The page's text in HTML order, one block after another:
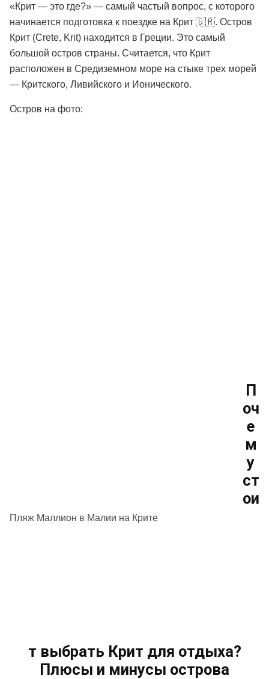
«Крит — это где?» — самый частый вопрос, с которого
начинается подготовка к поездке на Крит 🇬🇷. Остров
Крит (Crete, Krit) находится в Греции. Это самый
большой остров страны. Считается, что Крит
расположен в Средиземном море на стыке трех морей
— Критского, Ливийского и Ионического.
Остров на фото:
Пляж Маллион в Малии на Крите
П
оч
е
м
у
ст
ои
т выбрать Крит для отдыха?
Плюсы и минусы острова